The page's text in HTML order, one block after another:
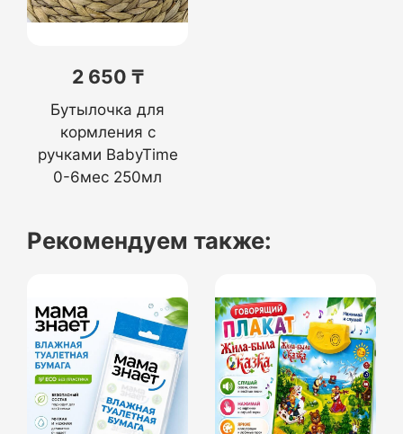
2 650 ₸
Бутылочка для
кормления с
ручками BabyTime
0-6мес 250мл
Рекомендуем также: